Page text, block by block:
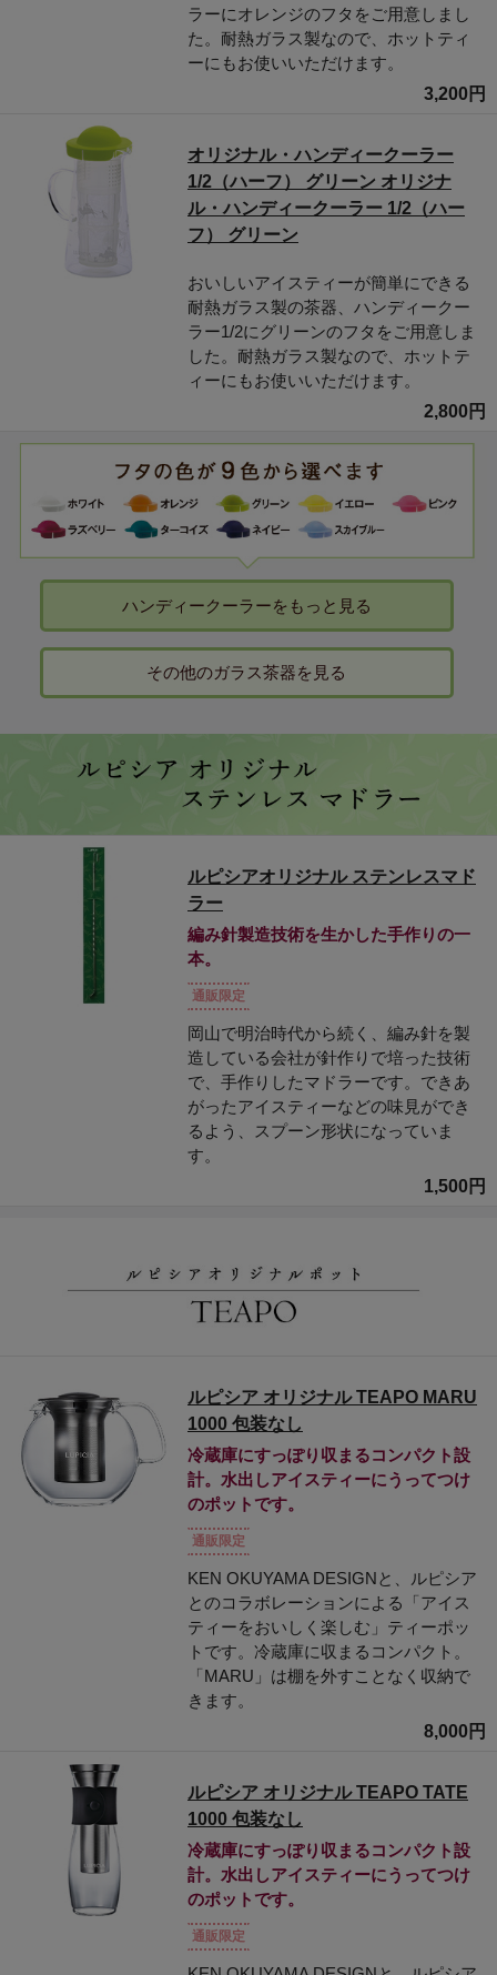
ラーにオレンジのフタをご用意しまし
た。耐熱ガラス製なので、ホットティ
ーにもお使いいただけます。
3,200円
オリジナル・ハンディークーラー
1/2（ハーフ） グリーン オリジナ
ル・ハンディークーラー 1/2（ハー
フ） グリーン
おいしいアイスティーが簡単にできる
耐熱ガラス製の茶器、ハンディークー
ラー1/2にグリーンのフタをご用意しま
した。耐熱ガラス製なので、ホットテ
ィーにもお使いいただけます。
2,800円
ハンディークーラーをもっと見る
その他のガラス茶器を見る
ルピシアオリジナル ステンレスマド
ラー
編み針製造技術を生かした手作りの一
本。
通販限定
岡山で明治時代から続く、編み針を製
造している会社が針作りで培った技術
で、手作りしたマドラーです。できあ
がったアイスティーなどの味見ができ
るよう、スプーン形状になっていま
す。
1,500円
ルピシア オリジナル TEAPO MARU
1000 包装なし
冷蔵庫にすっぽり収まるコンパクト設
計。水出しアイスティーにうってつけ
のポットです。
通販限定
KEN OKUYAMA DESIGNと、ルピシア
とのコラボレーションによる「アイス
ティーをおいしく楽しむ」ティーポッ
トです。冷蔵庫に収まるコンパクト。
「MARU」は棚を外すことなく収納で
きます。
8,000円
ルピシア オリジナル TEAPO TATE
1000 包装なし
冷蔵庫にすっぽり収まるコンパクト設
計。水出しアイスティーにうってつけ
のポットです。
通販限定